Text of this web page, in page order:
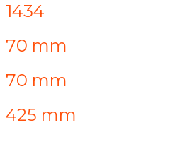
1434
70 mm
70 mm
425 mm